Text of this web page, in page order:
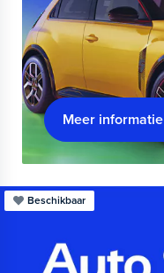
Meer informatie
Beschikbaar